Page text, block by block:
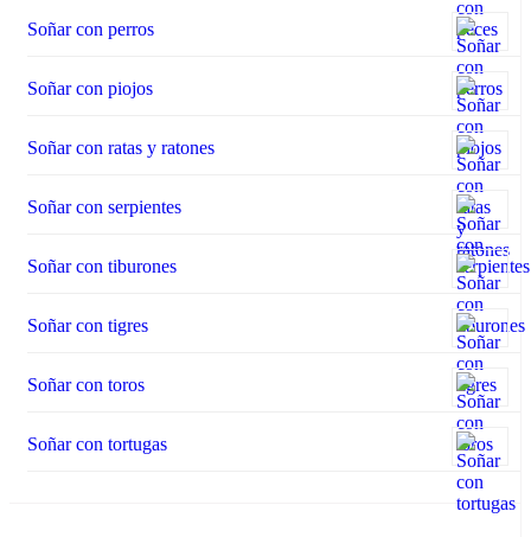
Soñar con perros
Soñar con piojos
Soñar con ratas y ratones
Soñar con serpientes
Soñar con tiburones
Soñar con tigres
Soñar con toros
Soñar con tortugas